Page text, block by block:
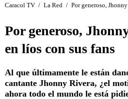
Caracol TV / La Red / Por generoso,
Por generoso,
en líos con sus fans
Al que últimamente le están
cantante Jhonny Rivera, ¿el
ahora todo el mundo le está